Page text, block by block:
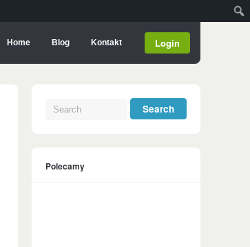
Home Blog Kontakt Login
Polecamy